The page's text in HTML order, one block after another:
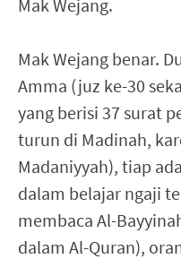
Mak Wejang.
Mak Wejang benar.
Amma (juz ke-30
yang berisi 37 surat
turun di Madinah,
Madaniyyah), tiap
dalam belajar ngaji
membaca Al-
dalam Al-Quran),